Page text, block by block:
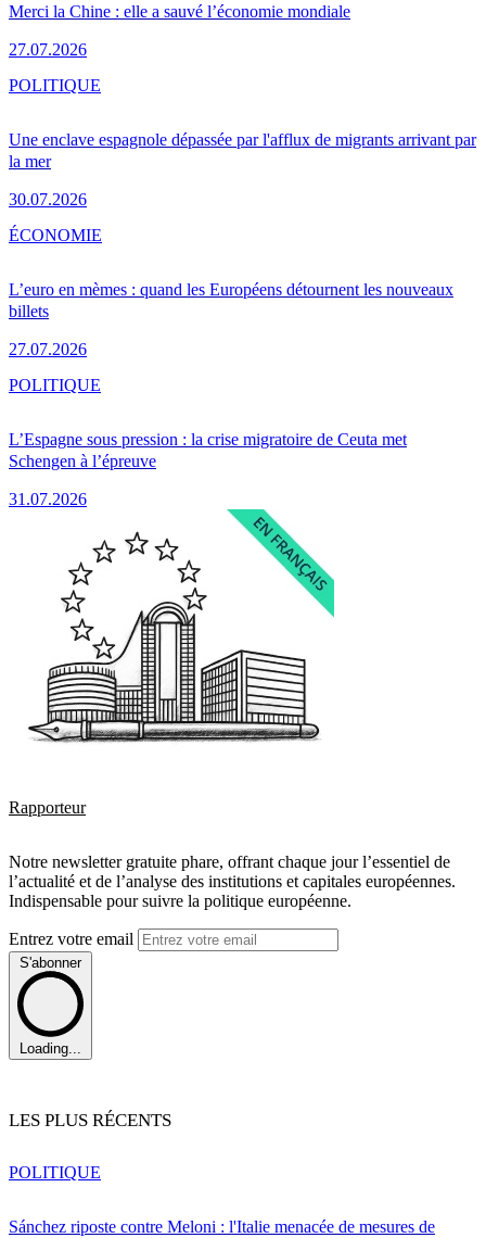
Merci la Chine : elle a sauvé l’économie mondiale
27.07.2026
Une enclave espagnole dépassée par l'afflux de migrants arrivant par
la mer
30.07.2026
POLITIQUE
L’euro en mèmes : quand les Européens détournent les nouveaux
billets
27.07.2026
ÉCONOMIE
L’Espagne sous pression : la crise migratoire de Ceuta met
Schengen à l’épreuve
31.07.2026
POLITIQUE
Rapporteur
Notre newsletter gratuite phare, offrant chaque jour l’essentiel de
l’actualité et de l’analyse des institutions et capitales européennes.
Indispensable pour suivre la politique européenne.
Entrez votre email
S'abonner
Loading...
LES PLUS RÉCENTS
Sánchez riposte contre Meloni : l'Italie menacée de mesures de
POLITIQUE